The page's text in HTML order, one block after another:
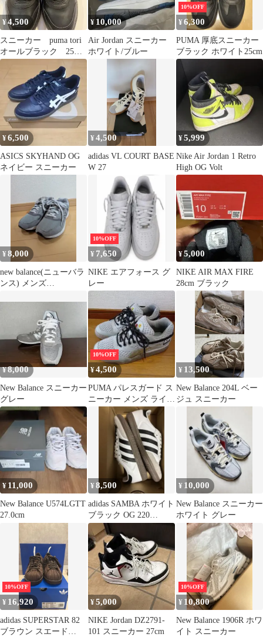
¥4,500
スニーカー puma tori
オールブラック 25セ
ンチ
¥ 10,000
Air Jordan スニーカー
ホワイト/ブルー
10%OFF
¥6,300
PUMA 厚底スニーカー
ブラック ホワイト25cm
¥6,500
ASICS SKYHAND OG
ネイビー スニーカー
¥4,500
adidas VL COURT BASE
W 27
¥5,999
Nike Air Jordan 1 Retro
High OG Volt
¥8,000
new balance(ニューバラ
ンス) メンズ
10%OFF
¥ 7,650
NIKE エアフォース グ
レー
¥5,000
NIKE AIR MAX FIRE
28cm ブラック
¥8,000
New Balance スニーカー
グレー
10%OFF
¥4,500
PUMA パレスガード ス
ニーカー メンズ ライト
グレー
¥ 13,500
New Balance 204L ベー
ジュ スニーカー
¥ 11,000
New Balance U574LGTT
27.0cm
¥8,500
adidas SAMBA ホワイト
ブラック OG 220
B75806
¥ 10,000
New Balance スニーカー
ホワイト グレー
10%OFF
¥ 16,920
adidas SUPERSTAR 82
ブラウン スエード
¥5,000
NIKE Jordan DZ2791-
101 スニーカー 27cm
10%OFF
¥ 10,800
New Balance 1906R ホワ
イト スニーカー